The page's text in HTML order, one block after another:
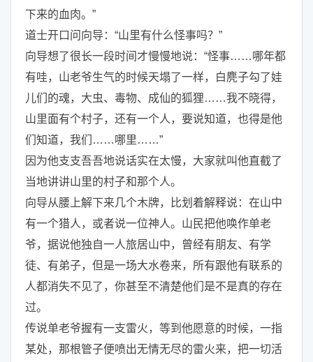
下来的血肉。”
道士开口问向导：“山里有什么怪事吗？”
向导想了很长一段时间才慢慢地说：“怪事……哪年都
有哇，山老爷生气的时候天塌了一样，白麂子勾了娃
儿们的魂，大虫、毒物、成仙的狐狸……我不晓得，
山里面有个村子，还有一个人，要说知道，也得是他
们知道，我们……哪里……”
因为他支支吾吾地说话实在太慢，大家就叫他直截了
当地讲讲山里的村子和那个人。
向导从腰上解下来几个木牌，比划着解释说：在山中
有一个猎人，或者说一位神人。山民把他唤作单老
爷，据说他独自一人旅居山中，曾经有朋友、有学
徒、有弟子，但是一场大水卷来，所有跟他有联系的
人都消失不见了，你甚至不清楚他们是不是真的存在
过。
传说单老爷握有一支雷火，等到他愿意的时候，一指
某处，那根管子便喷出无情无尽的雷火来，把一切活